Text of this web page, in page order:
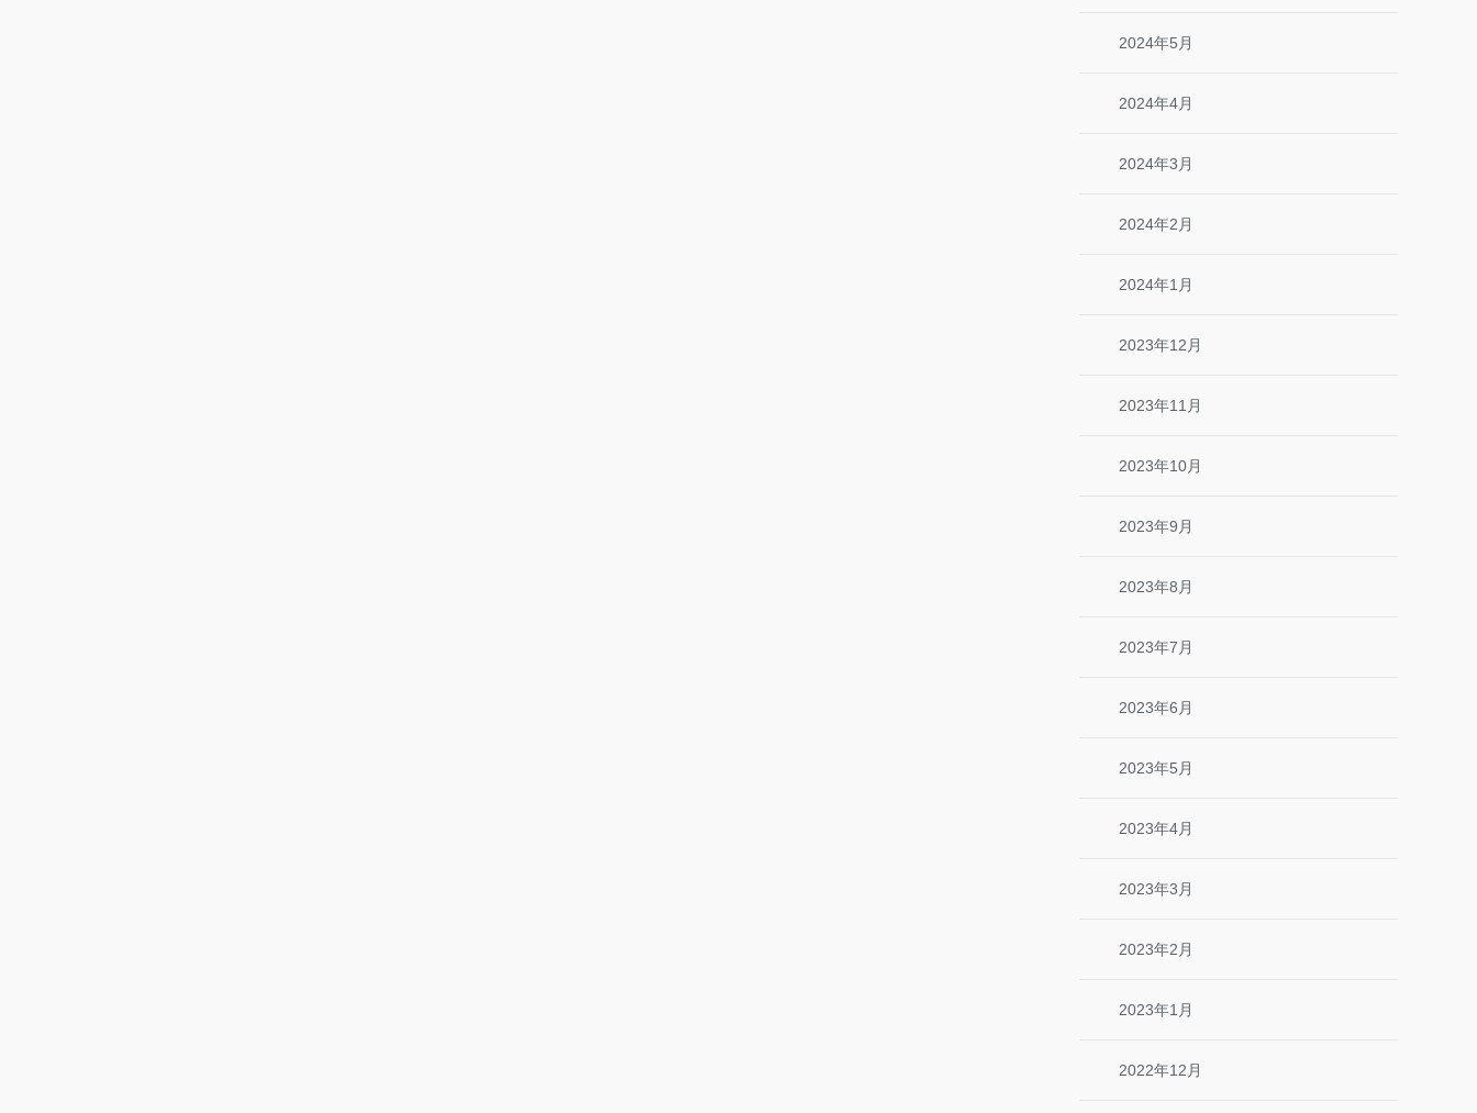
2024年5月
2024年4月
2024年3月
2024年2月
2024年1月
2023年12月
2023年11月
2023年10月
2023年9月
2023年8月
2023年7月
2023年6月
2023年5月
2023年4月
2023年3月
2023年2月
2023年1月
2022年12月